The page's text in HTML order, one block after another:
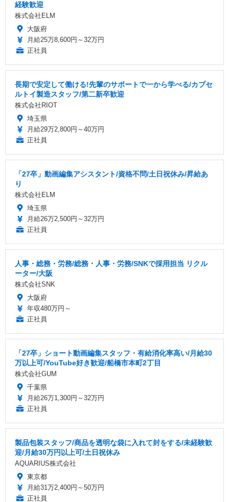
経験歓迎
株式会社ELM
大阪府
月給25万8,600円～32万円
正社員
長期で安定して働ける!先輩のサポートで一から学べる/カプセ
ルトイ製造スタッフ/第二新卒歓迎
株式会社RIOT
埼玉県
月給29万2,800円～40万円
正社員
「27卒」動画編集アシスタント/資格不問/土日祝休み/昇給あ
り
株式会社ELM
埼玉県
月給26万2,500円～32万円
正社員
人事・総務・労務/総務・人事・労務/SNKで採用担当 リクル
ーター/大阪
株式会社SNK
大阪府
年収480万円～
正社員
「27卒」ショート動画編集スタッフ・有給消化率高い/月給30
万以上可/YouTube好き歓迎/船橋市本町2丁目
株式会社GUM
千葉県
月給26万1,300円～32万円
正社員
製品包装スタッフ/商品を透明な袋に入れて封をする/未経験歓
迎/月給30万円以上可/土日祝休み
AQUARIUS株式会社
東京都
月給31万2,400円～50万円
正社員